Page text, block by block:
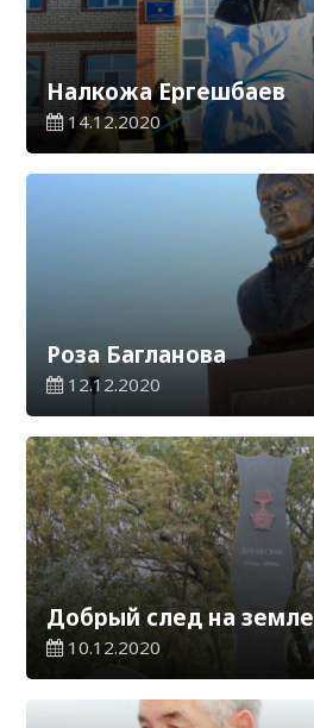
Налкожа Ергешбаев
14.12.2020
Роза Багланова
12.12.2020
Добрый след на земле
10.12.2020